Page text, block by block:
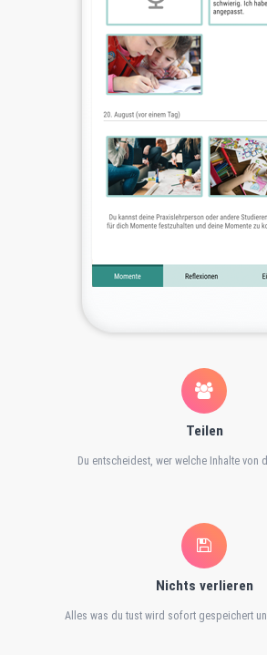
Teilen
Du entscheidest, wer welche Inhalte von
Nichts verlieren
Alles was du tust wird sofort gespeichert